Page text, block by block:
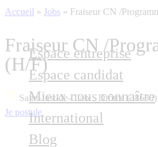
Espace entreprise
Espace candidat
Mieux nous connaître
International
Blog
Accueil » Jobs » Fraiseur CN /
Fraiseur CN /
(H/F)
Saint-Just-de-Claix , Drôme (38680)
Je postule